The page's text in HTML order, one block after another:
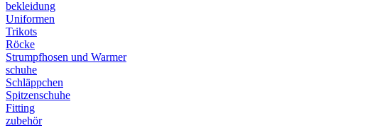
bekleidung
Uniformen
Trikots
Röcke
Strumpfhosen und Warmer
schuhe
Schläppchen
Spitzenschuhe
Fitting
zubehör